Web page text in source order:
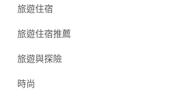
旅遊住宿
旅遊住宿推薦
旅遊與探險
時尚